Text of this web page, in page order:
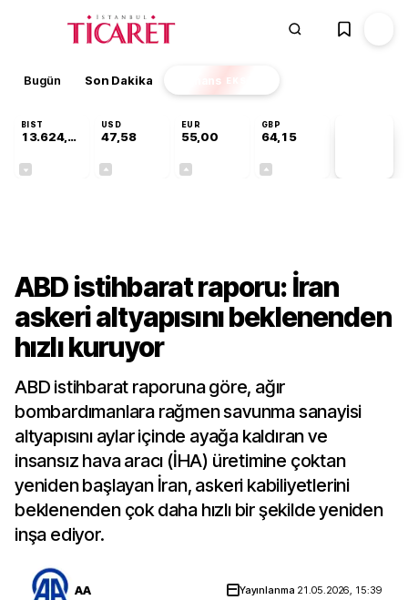
Bugün Son Dakika Finans EKSTRA
BIST
13.624,17
USD
47,58
EUR
55,00
GBP
64,15
ABD istihbarat raporu: İran
askeri altyapısını beklenenden
hızlı kuruyor
ABD istihbarat raporuna göre, ağır
bombardımanlara rağmen savunma sanayisi
altyapısını aylar içinde ayağa kaldıran ve
insansız hava aracı (İHA) üretimine çoktan
yeniden başlayan İran, askeri kabiliyetlerini
beklenenden çok daha hızlı bir şekilde yeniden
inşa ediyor.
AA Yayınlanma 21.05.2026, 15:39